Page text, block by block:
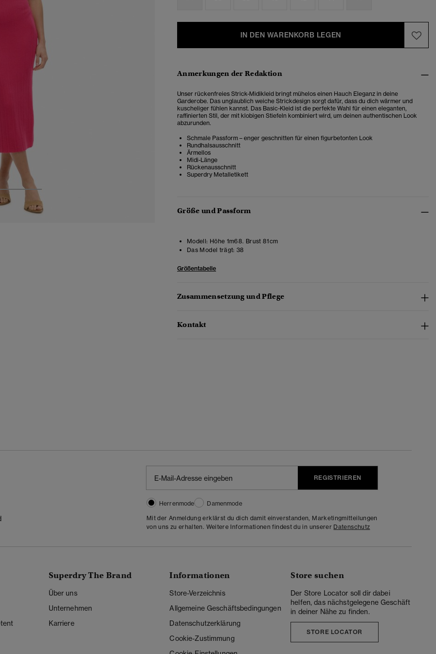
IN DEN WARENKORB LEGEN
Anmerkungen der Redaktion
Unser rückenfreies Strick-Midikleid bringt mühelos einen Hauch Eleganz in deine
Garderobe. Das unglaublich weiche Strickdesign sorgt dafür, dass du dich wärmer und
kuscheliger fühlen kannst. Das Basic-Kleid ist die perfekte Wahl für einen eleganten,
raffinierten Stil, der mit klobigen Stiefeln kombiniert wird, um deinen authentischen Look
abzurunden.
Schmale Passform – enger geschnitten für einen figurbetonten Look
Rundhalsausschnitt
Ärmellos
Midi-Länge
Rückenausschnitt
Superdry Metalletikett
Größe und Passform
Modell: Höhe 1m68. Brust 81cm
Das Model trägt: 38
Größentabelle
Zusammensetzung und Pflege
Kontakt
REGISTRIEREN
Herrenmode
Damenmode
Mit der Anmeldung erklärst du dich damit einverstanden, Marketingmitteilungen
von uns zu erhalten. Weitere Informationen findest du in unserer Datenschutz
Superdry The Brand
Über uns
Unternehmen
Karriere
Informationen
Store-Verzeichnis
Allgemeine Geschäftsbedingungen
Datenschutzerklärung
Cookie-Zustimmung
Store suchen
Der Store Locator soll dir dabei
helfen, das nächstgelegene Geschäft
in deiner Nähe zu finden.
STORE LOCATOR